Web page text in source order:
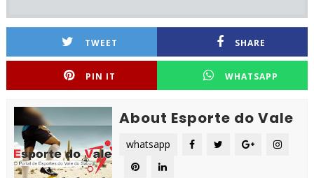
TWEET SHARE
PIN IT WHATSAPP
About Esporte do Vale
whatsapp